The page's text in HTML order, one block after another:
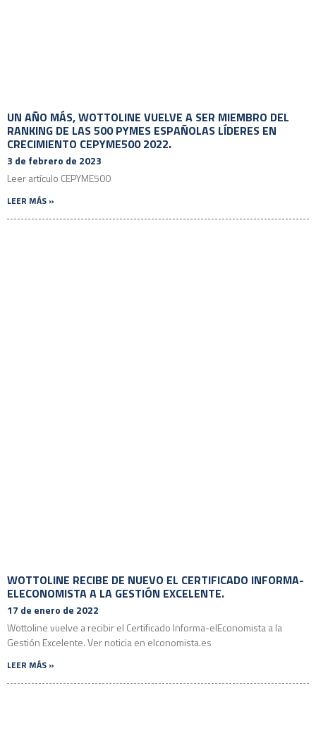
UN AÑO MÁS, WOTTOLINE VUELVE A SER MIEMBRO DEL
RANKING DE LAS 500 PYMES ESPAÑOLAS LÍDERES EN
CRECIMIENTO CEPYME500 2022.
3 de febrero de 2023
Leer artículo CEPYME500
LEER MÁS »
WOTTOLINE RECIBE DE NUEVO EL CERTIFICADO INFORMA-
ELECONOMISTA A LA GESTIÓN EXCELENTE.
17 de enero de 2022
Wottoline vuelve a recibir el Certificado Informa-elEconomista a la
Gestión Excelente. Ver noticia en elconomista.es
LEER MÁS »